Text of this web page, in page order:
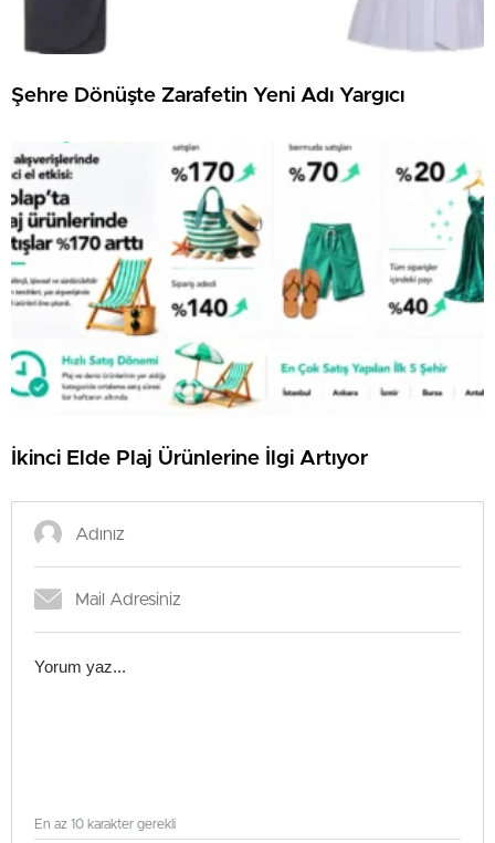
Şehre Dönüşte Zarafetin Yeni Adı Yargıcı
İkinci Elde Plaj Ürünlerine İlgi Artıyor
En az 10 karakter gerekli